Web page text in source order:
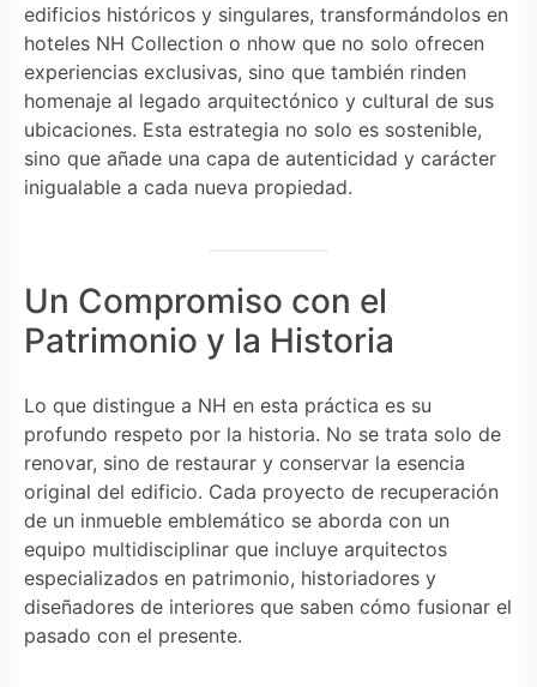
edificios históricos y singulares, transformándolos en
hoteles NH Collection o nhow que no solo ofrecen
experiencias exclusivas, sino que también rinden
homenaje al legado arquitectónico y cultural de sus
ubicaciones. Esta estrategia no solo es sostenible,
sino que añade una capa de autenticidad y carácter
inigualable a cada nueva propiedad.
Un Compromiso con el
Patrimonio y la Historia
Lo que distingue a NH en esta práctica es su
profundo respeto por la historia. No se trata solo de
renovar, sino de restaurar y conservar la esencia
original del edificio. Cada proyecto de recuperación
de un inmueble emblemático se aborda con un
equipo multidisciplinar que incluye arquitectos
especializados en patrimonio, historiadores y
diseñadores de interiores que saben cómo fusionar el
pasado con el presente.